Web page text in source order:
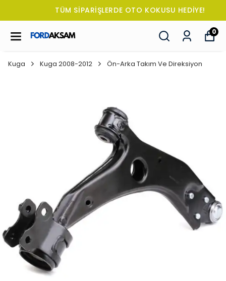
TÜM SİPARİŞLERDE OTO KOKUSU HEDİYE!
0
Kuga Kuga 2008-2012 Ön-Arka Takım Ve Direksiyon